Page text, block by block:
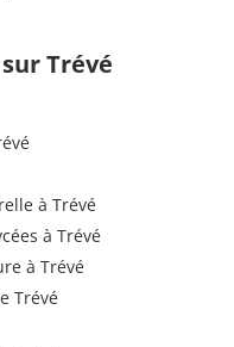
Trévé
à Trévé
à Trévé
à Trévé
Trévé